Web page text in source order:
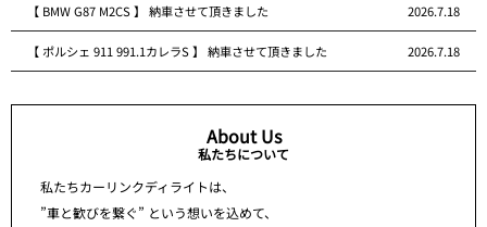
【 BMW G87 M2CS 】 納車させて頂きました 2026.7.18
【 ポルシェ 911 991.1カレラS 】 納車させて頂きました 2026.7.18
About Us
私たちについて
私たちカーリンクディライトは、
”車と歓びを繋ぐ” という想いを込めて、